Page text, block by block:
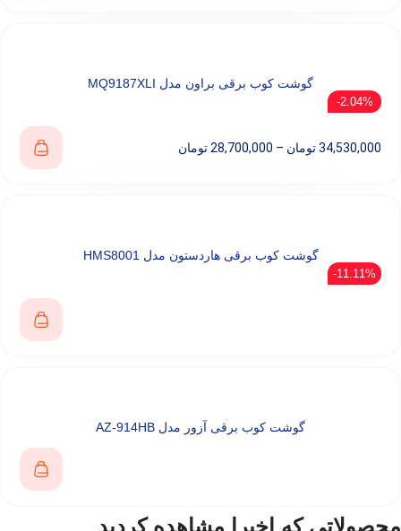
گوشت کوب برقی براون مدل MQ9187XLI
2.04%-
34,530,000تومان –
28,700,000تومان
گوشت‌ کوب برقی هاردستون مدل HMS8001
11.11%-
گوشت کوب برقی آزور مدل AZ-914HB
محصولاتی که اخیرا مشاهده کردید